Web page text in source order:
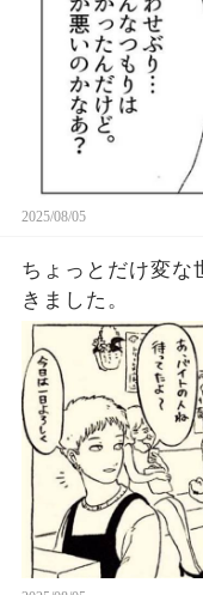
2025/08/05
ちょっとだけ変な
きました。